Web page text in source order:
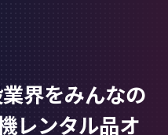
界をみんなの
レンタル品オ